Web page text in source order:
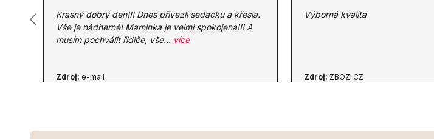
Krasný dobrý den!!! Dnes přivezli sedačku a křesla.
Vše je nádherné! Maminka je velmi spokojená!!! A
musím pochválit řidiče, vše… více
Zdroj: e-mail
Výborná kvalita
Zdroj: ZBOZI.CZ